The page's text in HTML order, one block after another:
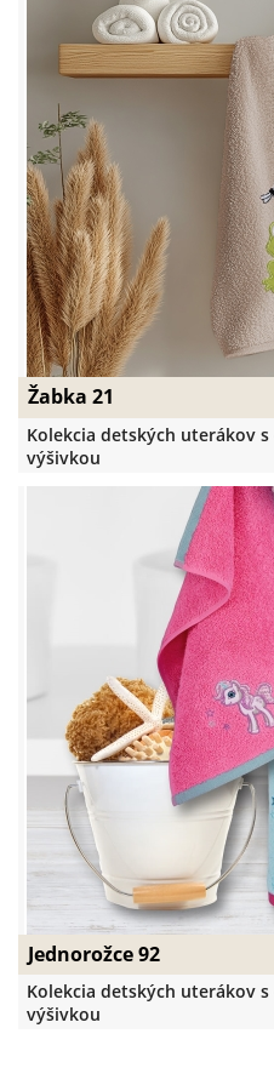
Žabka 21
Kolekcia detských uterákov
výšivkou
Jednorožce 92
Kolekcia detských uterákov
výšivkou